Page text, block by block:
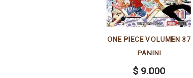
ONE PIECE VOLUMEN 37
PANINI
$ 9.000